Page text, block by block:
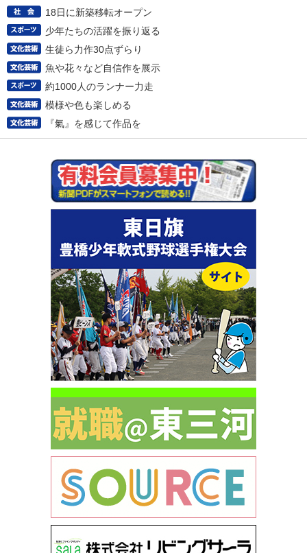
18日に新築移転オープン
少年たちの活躍を振り返る
生徒ら力作30点ずらり
魚や花々など自信作を展示
約1000人のランナー力走
模様や色も楽しめる
『氣』を感じて作品を